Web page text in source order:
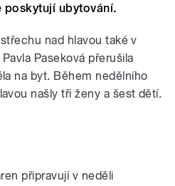
poskytují ubytování.
nad hlavou také v
Paseková přerušila
na byt. Během nedělního
našly tři ženy a šest dětí.
připravují v neděli